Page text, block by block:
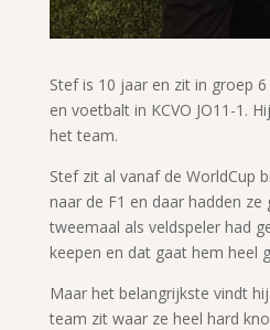
Stef is 10 jaar en zit in groep
en voetbalt in KCVO JO11-1.
het team.
Stef zit al vanaf de WorldCup
naar de F1 en daar hadden
tweemaal als veldspeler had
keepen en dat gaat hem heel
Maar het belangrijkste vindt
team zit waar ze heel hard